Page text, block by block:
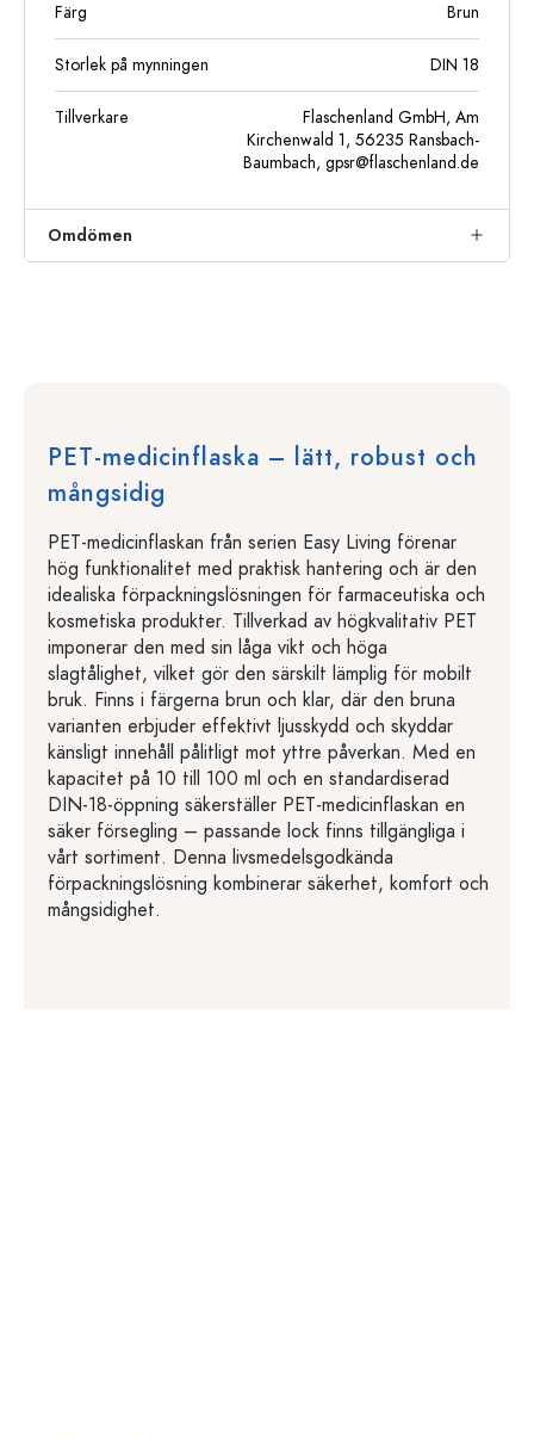
Färg Brun
Storlek på mynningen DIN 18
Tillverkare
Flaschenland GmbH, Am
Kirchenwald 1, 56235 Ransbach-
Baumbach, gpsr@flaschenland.de
Omdömen
PET-medicinflaska – lätt, robust och
mångsidig
PET-medicinflaskan från serien Easy Living förenar
hög funktionalitet med praktisk hantering och är den
idealiska förpackningslösningen för farmaceutiska och
kosmetiska produkter. Tillverkad av högkvalitativ PET
imponerar den med sin låga vikt och höga
slagtålighet, vilket gör den särskilt lämplig för mobilt
bruk. Finns i färgerna brun och klar, där den bruna
varianten erbjuder effektivt ljusskydd och skyddar
känsligt innehåll pålitligt mot yttre påverkan. Med en
kapacitet på 10 till 100 ml och en standardiserad
DIN-18-öppning säkerställer PET-medicinflaskan en
säker försegling – passande lock finns tillgängliga i
vårt sortiment. Denna livsmedelsgodkända
förpackningslösning kombinerar säkerhet, komfort och
mångsidighet.